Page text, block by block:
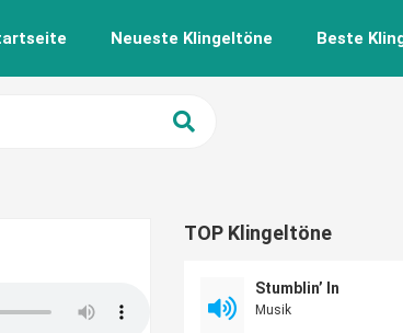
Neueste Klingeltöne Beste
TOP Klingeltöne
Stumblin’ In
Musik